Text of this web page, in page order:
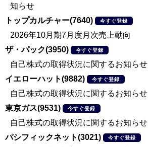
知らせ
トップカルチャー(7640)
今すぐ登録
2026年10月期7月度月次売上動向
ザ・パック(3950)
今すぐ登録
自己株式の取得状況に関するお知らせ
イエローハット(9882)
今すぐ登録
自己株式の取得状況に関するお知らせ
東京ガス(9531)
今すぐ登録
自己株式の取得状況に関するお知らせ
パシフィックネット(3021)
今すぐ登録